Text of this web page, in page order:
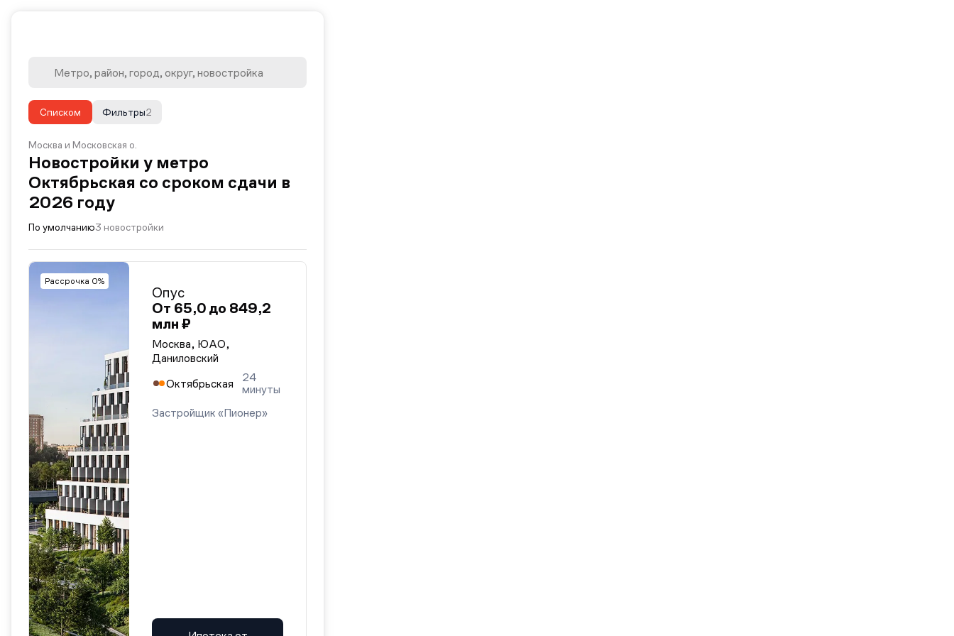
Списком 2
Фильтры
Москва и Московская о.
Новостройки у метро
Октябрьская со сроком сдачи в
2026 году
По умолчанию3 новостройки
Рассрочка 0%
Опус
От 65,0 до 849,2
млн ₽
Москва, ЮАО,
Даниловский
Октябрьская
24
минуты
Застройщик «Пионер»